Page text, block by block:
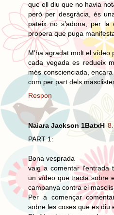
que ell diu que no havia
però per desgràcia, és
pateix no s’adona, per
propera que puga
M’ha agradat molt el
cada vegada es redueix
més conscienciada,
com per part dels
Respon
Naiara Jackson 1BatxH
PART 1:
Bona vesprada
vaig a comentar l'entrada
un vídeo que tracta sobre
campanya contra el
Per a començar
sobre les coses que es diu